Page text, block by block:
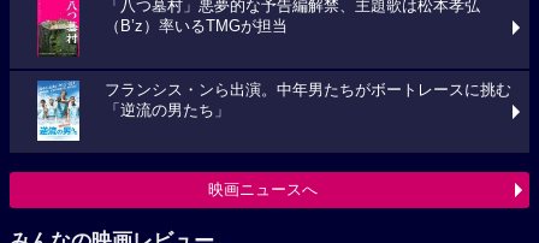
「八つ墓村」悪夢的な予告編解禁、主題歌は松本孝弘
（B’z）率いるTMGが担当
フランシス・ンら出演。中年男たちがボートレースに挑む
「逆流の男たち」
映画ニュースへ